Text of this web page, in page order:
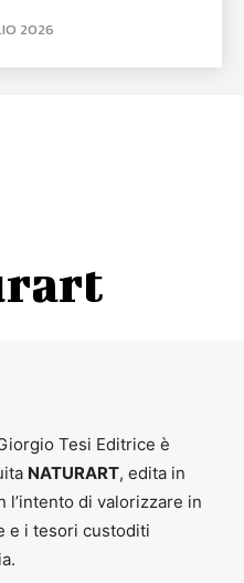
2026
Tesi Editrice è
NATURART, edita in
l’intento di valorizzare in
e i tesori custoditi